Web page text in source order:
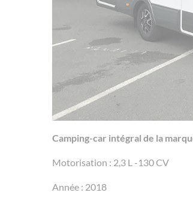
Camping-car intégral de la
Motorisation : 2,3 L -130 CV
Année : 2018